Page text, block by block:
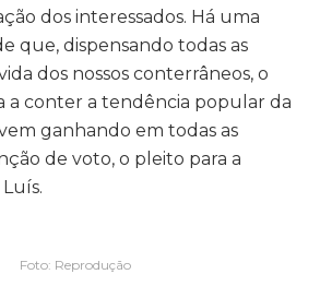
dos interessados. Há uma
que, dispensando todas as
dos nossos conterrâneos, o
a conter a tendência popular da
ganhando em todas as
de voto, o pleito para a
Foto: Reprodução